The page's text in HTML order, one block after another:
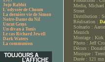
Jojo Rabbit
L'odyssée de Choum
La dernière vie de Simon
Notre-Dame du Nil
Uncut Gems
Un divan à Tunis
Le cas Richard Jewell
Dark Waters
La communion
Media,
Street
Distribution :
Réalisation :
Scénario :
Mezrich
Montage : Kirk
Photo : Jeff
Décors :
Musique :
Durée : 121 mn